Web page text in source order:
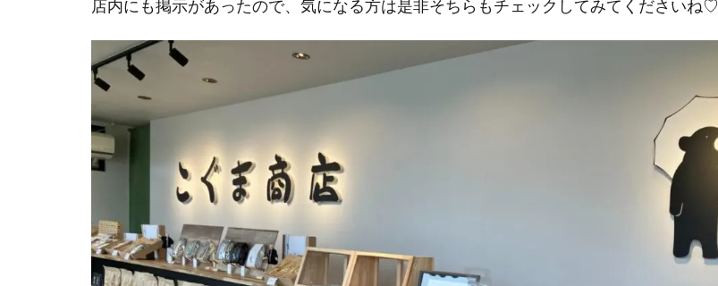
店内にも掲示があったので、気になる方は是非そちらもチェックしてみてくださいね♡